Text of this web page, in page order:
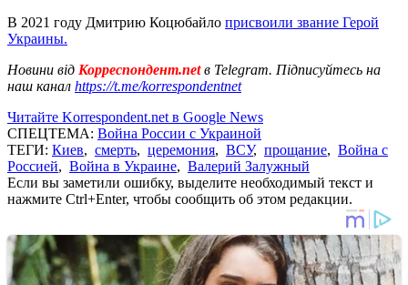
В 2021 году Дмитрию Коцюбайло присвоили звание Герой
Украины.
Новини від Корреспондент.netв Telegram. Підписуйтесь на
наш канал https://t.me/korrespondentnet
Читайте Korrespondent.net в Google News
СПЕЦТЕМА: Война России с Украиной
ТЕГИ: Киев, смерть, церемония, ВСУ, прощание, Война с
Россией, Война в Украине, Валерий Залужный
Если вы заметили ошибку, выделите необходимый текст и
нажмите Ctrl+Enter, чтобы сообщить об этом редакции.